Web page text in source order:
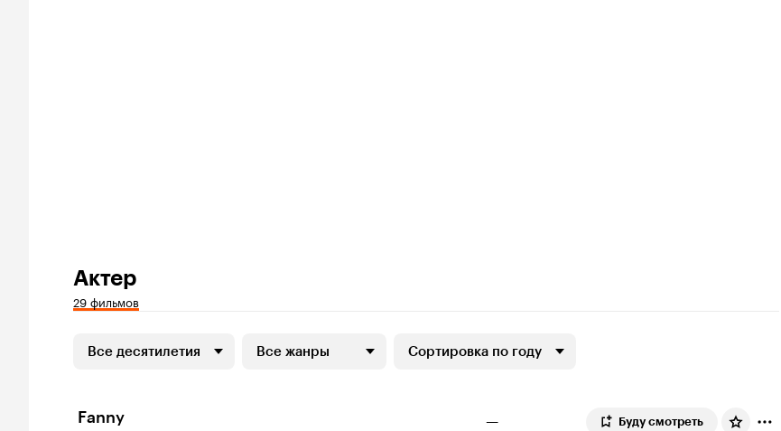
Актер
29 фильмов
Все десятилетия Все жанры Сортировка по году
Fanny — Буду смотреть